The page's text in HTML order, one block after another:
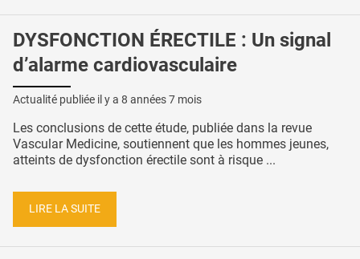
DYSFONCTION ÉRECTILE : Un signal
d’alarme cardiovasculaire
Actualité publiée il y a 8 années 7 mois
Les conclusions de cette étude, publiée dans la revue
Vascular Medicine, soutiennent que les hommes jeunes,
atteints de dysfonction érectile sont à risque ...
LIRE LA SUITE